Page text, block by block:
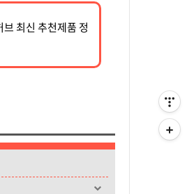
최신 추천제품 정